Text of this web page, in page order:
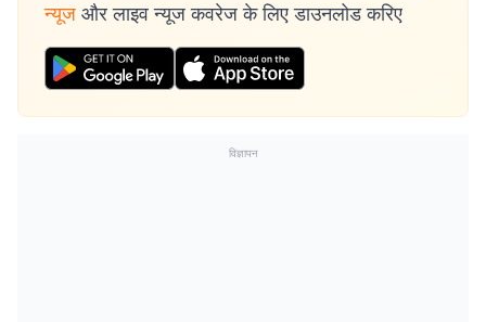
न्यूज और लाइव न्यूज कवरेज के लिए डाउनलोड करिए
विज्ञापन